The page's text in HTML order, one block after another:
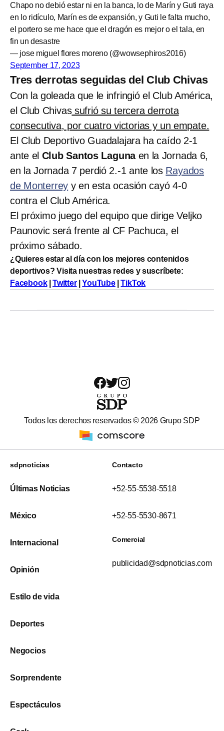
Chapo no debió estar ni en la banca, lo de Marín y Guti raya
en lo ridículo, Marín es de expansión, y Guti le falta mucho,
el portero se me hace que el dragón es mejor o el tala, en
fin un desastre
— jose miguel flores moreno (@wowsephiros2016)
September 17, 2023
Tres derrotas seguidas del Club Chivas
Con la goleada que le infringió el Club América,
el Club Chivassufrió su tercera derrota
consecutiva, por cuatro victorias y un empate.
El Club Deportivo Guadalajara ha caído 2-1
ante el Club Santos Lagunaen la Jornada 6,
en la Jornada 7 perdió 2.-1 ante los Rayados
de Monterrey y en esta ocasión cayó 4-0
contra el Club América.
El próximo juego del equipo que dirige Veljko
Paunovic será frente al CF Pachuca, el
próximo sábado.
¿Quieres estar al día con los mejores contenidos
deportivos? Visita nuestras redes y suscríbete:
Facebook|Twitter|YouTube|TikTok
Todos los derechos reservados © 2026 Grupo SDP
sdpnoticias
Últimas Noticias
México
Internacional
Opinión
Estilo de vida
Deportes
Negocios
Sorprendente
Espectáculos
Contacto
+52-55-5538-5518
+52-55-5530-8671
Comercial
publicidad@sdpnoticias.com